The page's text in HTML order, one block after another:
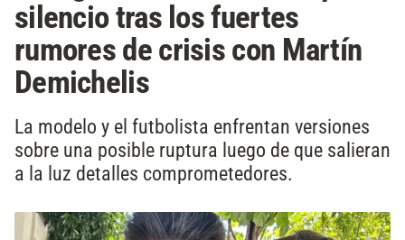
silencio tras los fuertes
rumores de crisis con Martín
Demichelis
La modelo y el futbolista enfrentan versiones
sobre una posible ruptura luego de que salieran
a la luz detalles comprometedores.